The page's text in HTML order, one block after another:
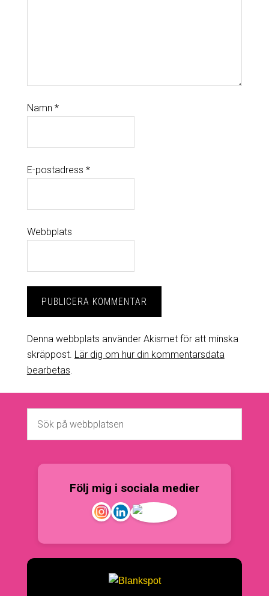
Namn *
E-postadress *
Webbplats
Denna webbplats använder Akismet för att minska
skräppost. Lär dig om hur din kommentarsdata
bearbetas
Följ mig i sociala medier